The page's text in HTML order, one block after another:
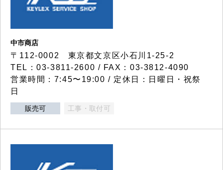
中市商店
〒112-0002 東京都文京区小石川1-25-2
TEL：03-3811-2600 / FAX：03-3812-4090
営業時間：7:45〜19:00 / 定休日：日曜日・祝祭
日
販売可 工事・取付可